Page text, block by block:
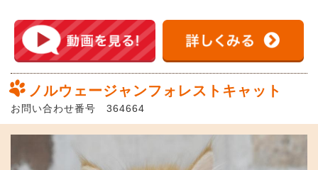
ノルウェージャンフォレストキャット
お問い合わせ番号 364664